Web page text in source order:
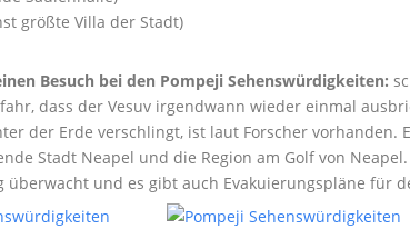
größte Villa der Stadt)
Besuch bei den Pompeji Sehenswürdigkeiten:
dass der Vesuv irgendwann wieder einmal
der Erde verschlingt, ist laut Forscher vorhanden.
Stadt Neapel und die Region am Golf von
überwacht und es gibt auch Evakuierungspläne für